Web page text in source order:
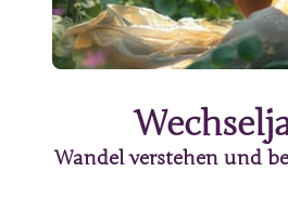
Wandel verstehen und